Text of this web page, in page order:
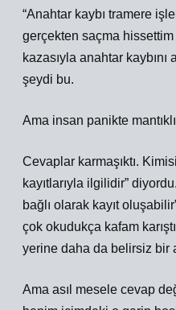
“Anahtar kaybı tramere
gerçekten saçma
kazasıyla anahtar
şeydi bu.
Ama insan panikte
Cevaplar karmaşıktı.
kayıtlarıyla ilgilidir”
bağlı olarak kayıt
çok okudukça kafam
yerine daha da belirsiz bir
Ama asıl mesele cevap